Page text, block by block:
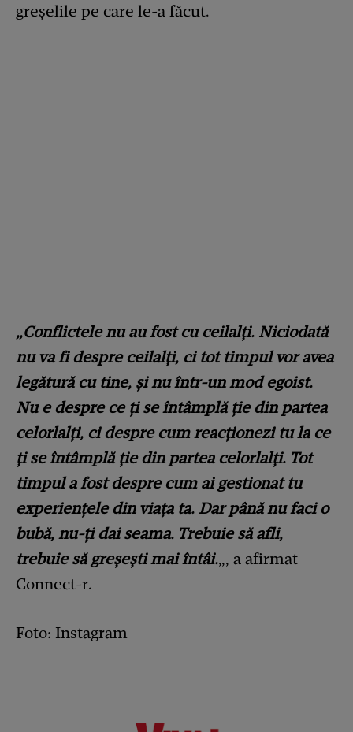
greșelile pe care le-a făcut.
„Conflictele nu au fost cu ceilalți. Niciodată
nu va fi despre ceilalți, ci tot timpul vor avea
legătură cu tine, și nu într-un mod egoist.
Nu e despre ce ți se întâmplă ție din partea
celorlalți, ci despre cum reacționezi tu la ce
ți se întâmplă ție din partea celorlalți. Tot
timpul a fost despre cum ai gestionat tu
experiențele din viața ta. Dar până nu faci o
bubă, nu-ți dai seama. Trebuie să afli,
trebuie să greșești mai întâi.„, a afirmat
Connect-r.
Foto: Instagram